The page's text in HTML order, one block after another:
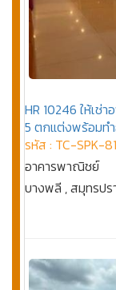
HR 10246 ให้เช่
5 ตกแต่งพร้อมทำ
รหัส : TC-SPK-
อาคารพาณิชย์
บางพลี , สมุทรปร